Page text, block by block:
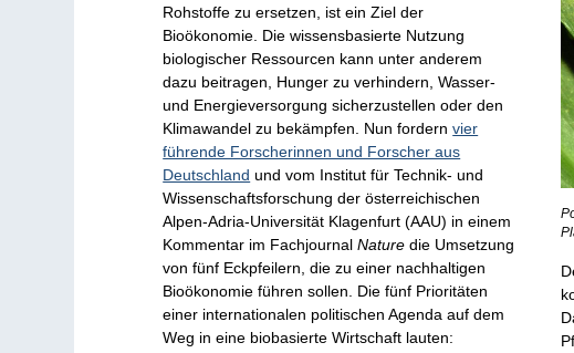
Rohstoffe zu ersetzen, ist ein Ziel der
Bioökonomie. Die wissensbasierte Nutzung
biologischer Ressourcen kann unter anderem
dazu beitragen, Hunger zu verhindern, Wasser-
und Energieversorgung sicherzustellen oder den
Klimawandel zu bekämpfen. Nun fordernvier
führende Forscherinnen und Forscher aus
Deutschland und vom Institut für Technik- und
Wissenschaftsforschung der österreichischen
Alpen-Adria-Universität Klagenfurt (AAU) in einem
Kommentar im FachjournalNaturedie Umsetzung
von fünf Eckpfeilern, die zu einer nachhaltigen
Bioökonomie führen sollen. Die fünf Prioritäten
einer internationalen politischen Agenda auf dem
Weg in eine biobasierte Wirtschaft lauten: